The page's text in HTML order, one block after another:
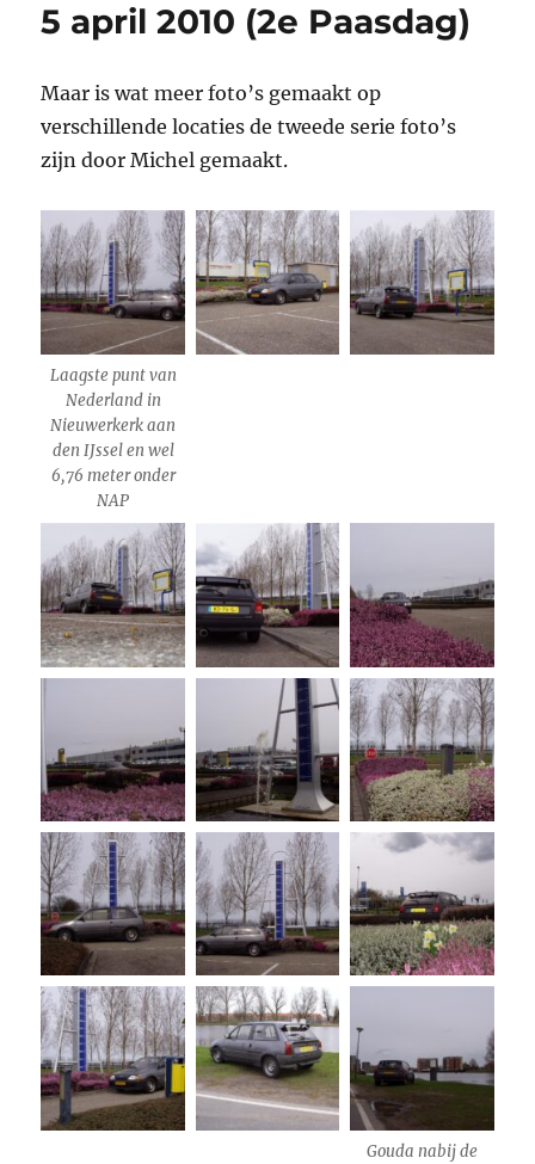
5 april 2010 (2e Paasdag)
Maar is wat meer foto’s gemaakt op
verschillende locaties de tweede serie foto’s
zijn door Michel gemaakt.
Laagste punt van
Nederland in
Nieuwerkerk aan
den IJssel en wel
6,76 meter onder
NAP
Gouda nabij de